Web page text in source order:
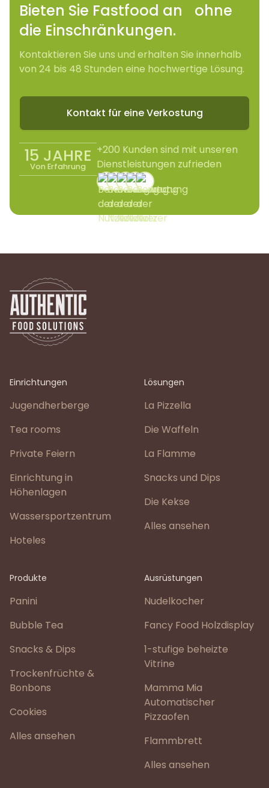
Bieten Sie Fastfood an ohne
die Einschränkungen.
Kontaktieren Sie uns und erhalten Sie innerhalb
von 24 bis 48 Stunden eine hochwertige Lösung.
Kontakt für eine Verkostung
15 JAHRE
Von Erfahrung
+200 Kunden sind mit unseren
Dienstleistungen zufrieden
Einrichtungen
Jugendherberge
Tea rooms
Private Feiern
Einrichtung in
Höhenlagen
Wassersportzentrum
Hoteles
Lösungen
La Pizzella
Die Waffeln
La Flamme
Snacks und Dips
Die Kekse
Alles ansehen
Produkte
Panini
Bubble Tea
Snacks & Dips
Trockenfrüchte &
Bonbons
Cookies
Alles ansehen
Ausrüstungen
Nudelkocher
Fancy Food Holzdisplay
1-stufige beheizte
Vitrine
Mamma Mia
Automatischer
Pizzaofen
Flammbrett
Alles ansehen